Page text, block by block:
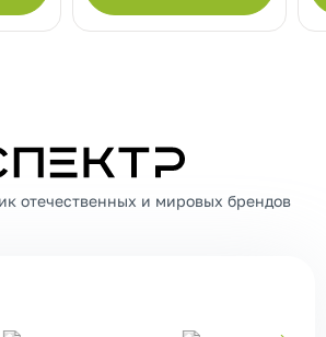
СПЕКТР
отечественных и мировых брендов